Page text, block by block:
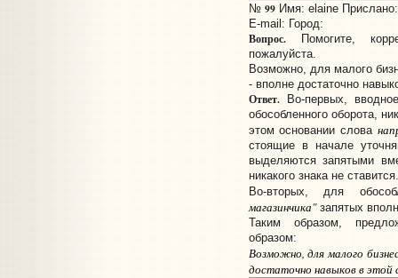
№ 99Имя: elaine Прислано:
E-mail: Город:
Вопрос.Помогите,
пожалуйста.
Возможно, для малого
- вполне достаточно
Ответ.Во-первых,
обособленного оборота,
этом основании слова
стоящие в начале
выделяются запятыми
никакого знака не ставится.
Во-вторых, для
магазинчика"запятых
Таким образом,
образом:
Возможно, для малого
достаточно навыков в этой